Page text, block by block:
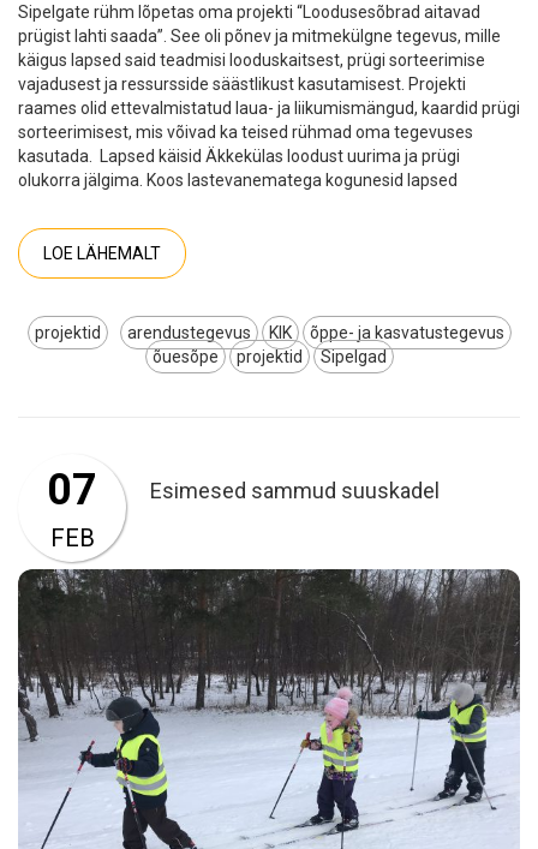
Sipelgate rühm lõpetas oma projekti “Loodusesõbrad aitavad
prügist lahti saada”. See oli põnev ja mitmekülgne tegevus, mille
käigus lapsed said teadmisi looduskaitsest, prügi sorteerimise
vajadusest ja ressursside säästlikust kasutamisest. Projekti
raames olid ettevalmistatud laua- ja liikumismängud, kaardid prügi
sorteerimisest, mis võivad ka teised rühmad oma tegevuses
kasutada. Lapsed käisid Äkkekülas loodust uurima ja prügi
olukorra jälgima. Koos lastevanematega kogunesid lapsed
LOE LÄHEMALT
projektid arendustegevus KIK
õppe- ja kasvatustegevus
õuesõpe
projektid Sipelgad
Esimesed sammud suuskadel
07
FEB